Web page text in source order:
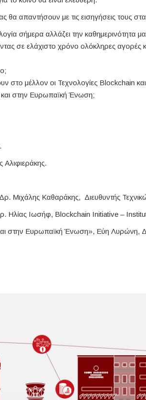
θα απαντήσουν με τις εισηγήσεις τους
σήμερα αλλάζει την καθημερινότητα
σε ελάχιστο χρόνο ολόκληρες αγορές
στο μέλλον οι Τεχνολογίες Blockchain
και στην Ευρωπαϊκή Ένωση;
Μιχάλης Καθαράκης, Διευθυντής
Ηλίας Ιωσήφ, Blockchain Initiative –
στην Ευρωπαϊκή Ένωση», Εύη Λυρώνη,